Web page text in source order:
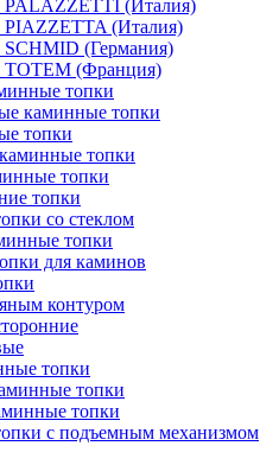
PALAZZETTI (Италия)
PIAZZETTA (Италия)
SCHMID (Германия)
TOTEM (Франция)
топки
каминные топки
топки
топки
топки
топки
со стеклом
топки
для каминов
контуром
топки
топки
топки
с подъемным механизмом